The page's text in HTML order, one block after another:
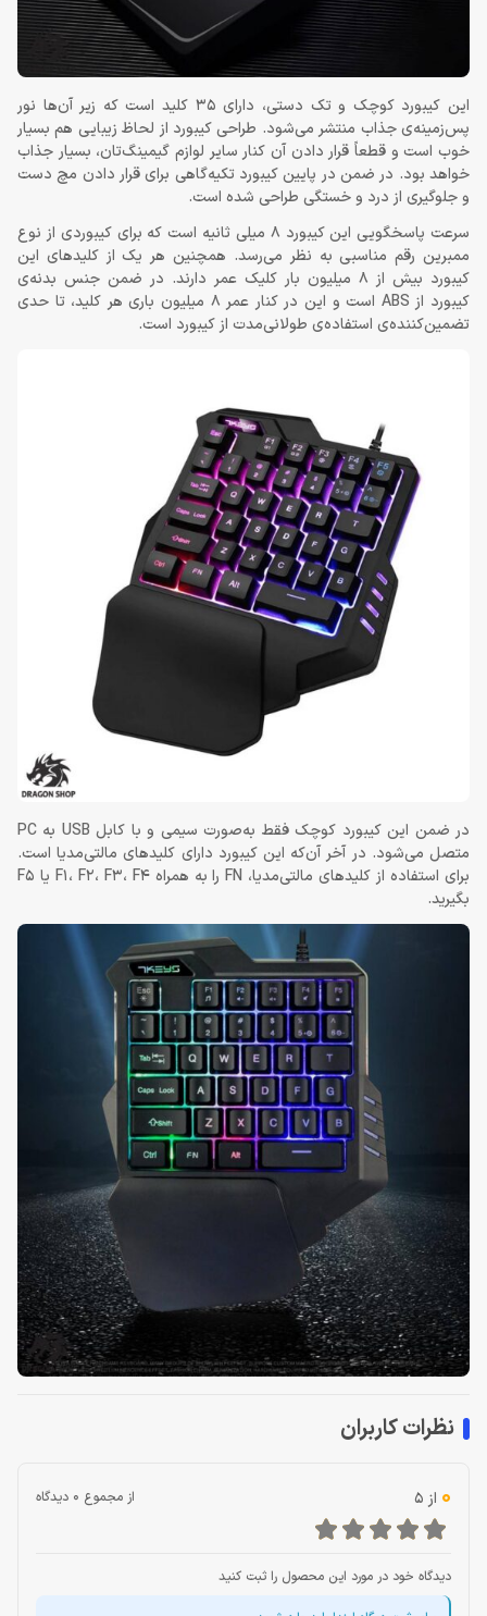
این کیبورد کوچک و تک دستی، دارای 35 کلید است که زیر آن‌ها نور
پس‌زمینه‌ی جذاب منتشر می‌شود. طراحی کیبورد از لحاظ زیبایی هم بسیار
خوب است و قطعاً قرار دادن آن کنار سایر لوازم گیمینگ‌تان، بسیار جذاب
خواهد بود. در ضمن در پایین کیبورد تکیه‌گاهی برای قرار دادن مچ دست
و جلوگیری از درد و خستگی طراحی شده است.
سرعت پاسخگویی این کیبورد 8 میلی ثانیه است که برای کیبوردی از نوع
ممبرین رقم مناسبی به نظر می‌رسد. همچنین هر یک از کلیدهای این
کیبورد بیش از 8 میلیون بار کلیک عمر دارند. در ضمن جنس بدنه‌ی
کیبورد از ABS است و این در کنار عمر 8 میلیون باری هر کلید، تا حدی
تضمین‌کننده‌ی استفاده‌ی طولانی‌مدت از کیبورد است.
در ضمن این کیبورد کوچک فقط به‌صورت سیمی و با کابل USB به PC
متصل می‌شود. در آخر آن‌که این کیبورد دارای کلیدهای مالتی‌مدیا است.
برای استفاده از کلیدهای مالتی‌مدیا، FN را به همراه F1، F2، F3، F4 یا F5
بگیرید.
نظرات کاربران
0 از 5 از مجموع 0 دیدگاه
دیدگاه خود در مورد این محصول را ثبت کنید